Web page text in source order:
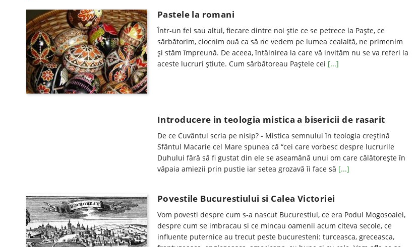
Pastele la romani
Într-un fel sau altul, fiecare dintre noi ştie ce se petrece la Paşte, ce
sărbătorim, ciocnim ouă ca să ne vedem pe lumea cealaltă, ne primenim
şi stăm împreună. De aceea, întâlnirea la care vă invităm nu se va referi la
aceste lucruri ştiute. Cum sărbătoreau Paştele cei [...]
Introducere in teologia mistica a bisericii de rasarit
De ce Cuvântul scria pe nisip? - Mistica semnului în teologia creştină
Sfântul Macarie cel Mare spunea că “cei care vorbesc despre lucrurile
Duhului fără să fi gustat din ele se aseamănă unui om care călătoreşte în
văpaia amiezii prin pustie iar setea grozavă îi face să [...]
Povestile Bucurestiului si Calea Victoriei
Vom povesti despre cum s-a nascut Bucurestiul, ce era Podul Mogosoaiei,
despre cum se imbracau si ce mincau oamenii acum citeva secole, ce
influente puternice au trecut peste bucuresteni: turceasca, greceasca,